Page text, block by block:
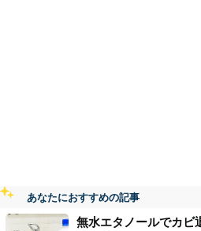
あなたにおすすめの記事
無水エタノールでカビ